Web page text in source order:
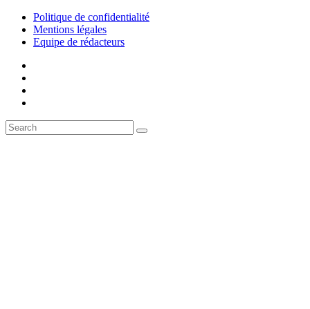
Politique de confidentialité
Mentions légales
Equipe de rédacteurs